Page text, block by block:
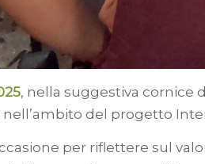
, nella suggestiva cornice
nell’ambito del progetto
per riflettere sul